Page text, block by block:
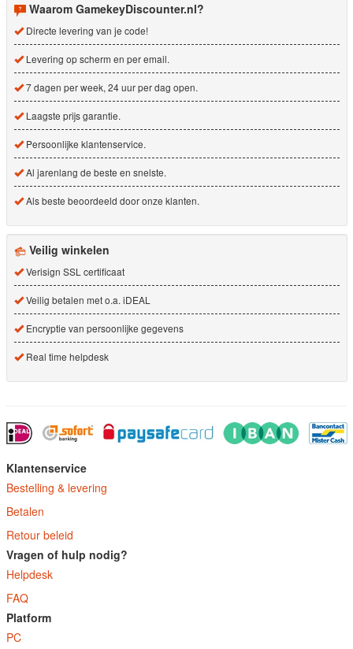
Waarom GamekeyDiscounter.nl?
Directe levering van je code!
Levering op scherm en per email.
7 dagen per week, 24 uur per dag open.
Laagste prijs garantie.
Persoonlijke klantenservice.
Al jarenlang de beste en snelste.
Als beste beoordeeld door onze klanten.
Veilig winkelen
Verisign SSL certificaat
Veilig betalen met o.a. iDEAL
Encryptie van persoonlijke gegevens
Real time helpdesk
Klantenservice
Bestelling & levering
Betalen
Retour beleid
Vragen of hulp nodig?
Helpdesk
FAQ
Platform
PC